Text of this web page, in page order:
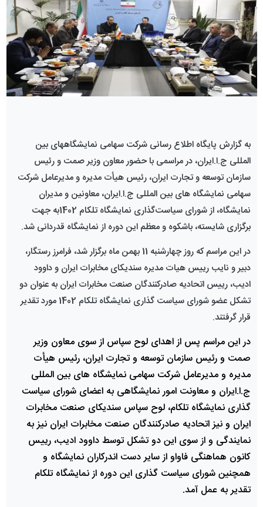
به گزارش پایگاه اطلاع رسانی شرکت سهامی نمایشگاههای بین
المللی ج.ا.ایران، در مراسمی با حضور معاون وزیر صمت و رئیس
سازمان توسعه و تجارت ایران، رئیس هیأت مدیره و مدیرعامل شرکت
سهامی نمایشگاه های بین المللی ج.ا.ایران، معاونین و مدیران
نمایشگاه، از شورای سیاست‌گذاری نمایشگاه تلکام 1402به جهت
برگزاری شایسته، باشکوه و معظم این دوره از نمایشگاه قدردانی شد.
در این مراسم که روز چهارشنبه 11 بهمن ماه برگزار شد، فرامرز رستگار،
دبیر و نایب رییس هیات مدیره سندیکای مخابرات ایران و داوود
ادیب، رییس اتحادیه صادرکنندگان صنعت مخابرات ایران به عنوان دو
تشکل عضو شورای سیاست گذاری نمایشگاه تلکام 1402 مورد تقدیر
قرار گرفتند.
در این مراسم پس از اهدای لوح سپاس از سوی معاون وزیر
صمت و رئیس سازمان توسعه و تجارت ایران، رئیس هیأت
مدیره و مدیرعامل شرکت سهامی نمایشگاه های بین المللی
ج.ا.ایران و معاونت امور نمایشگاهی به اعضای شورای سیاست
گذاری نمایشگاه تلکام، لوح سپاس سندیکای صنعت مخابرات
ایران و نیز اتحادیه صادرکنندگان صنعت مخابرات ایران نیز به
نمایندگی و از سوی این دو تشکل توسط داوود ادیب، رییس
کانون هماهنگی فاواو از سایر دست اندرکاران نمایشگاه و
همچنین شورای سیاست گذاری این دوره از نمایشگاه تلکام
تقدیر به عمل آمد.